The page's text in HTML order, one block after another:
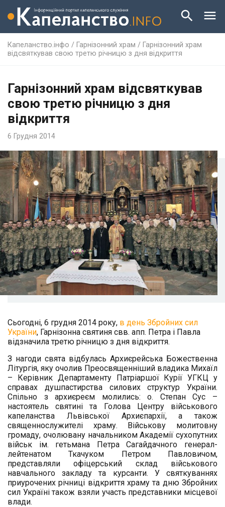
Капеланство.інфо / Гарнізонний храм / Гарнізонний храм
відсвяткував свою третю річницю з дня відкриття
Гарнізонний храм відсвяткував
свою третю річницю з дня
відкриття
6 Грудня 2014
Сьогодні, 6 грудня 2014 року, в день Збройних сил
України, Гарнізонна святиня свв. апп. Петра і Павла
відзначила третю річницю з дня відкриття.
З нагоди свята відбулась Архиєрейська Божественна
Літургія, яку очолив Преосвященніший владика Михаїл
– Керівник Департаменту Патріаршої Курії УГКЦ у
справах душпастирства силових структур України.
Спільно з архиєреєм молились: о. Степан Сус –
настоятель святині та Голова Центру військового
капеланства Львівської Архиєпархії, а також
священнослужителі храму. Військову молитовну
громаду, очолювану начальником Академії сухопутних
військ ім. гетьмана Петра Сагайдачного генерал-
лейтенатом Ткачуком Петром Павловичом,
представляли офіцерський склад військового
навчального закладу та курсанти. У святкуваннях
приурочених річниці відкриття храму та дню Збройних
сил Україні також взяли участь представники місцевої
влади.